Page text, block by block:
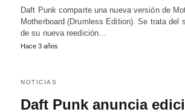
Daft Punk comparte una nueva versión de
Motherboard (Drumless Edition). Se trata del
de su nueva reedición…
Hace 3 años
NOTICIAS
Daft Punk anuncia